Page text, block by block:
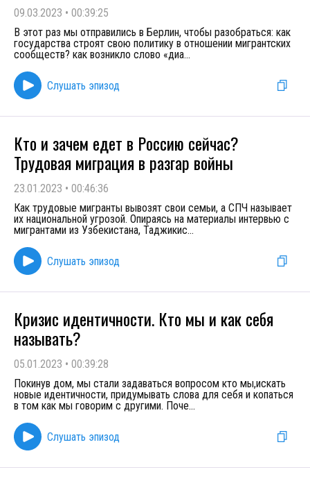
09.03.2023 • 00:39:25
В этот раз мы отправились в Берлин, чтобы разобраться: как
государства строят свою политику в отношении мигрантских
сообществ? как возникло слово «диа...
Слушать эпизод
Кто и зачем едет в Россию сейчас?
Трудовая миграция в разгар войны
23.01.2023 • 00:46:36
Как трудовые мигранты вывозят свои семьи, а СПЧ называет
их национальной угрозой. Опираясь на материалы интервью с
мигрантами из Узбекистана, Таджикис...
Слушать эпизод
Кризис идентичности. Кто мы и как себя
называть?
05.01.2023 • 00:39:28
Покинув дом, мы стали задаваться вопросом кто мы,искать
новые идентичности, придумывать слова для себя и копаться
в том как мы говорим с другими. Поче...
Слушать эпизод